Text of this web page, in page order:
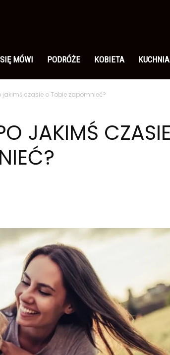
MÓWI PODRÓŻE KOBIETA KUCHNIA
jakimś czasie o Tobie zapomnieć?
JAKIMŚ CZASIE